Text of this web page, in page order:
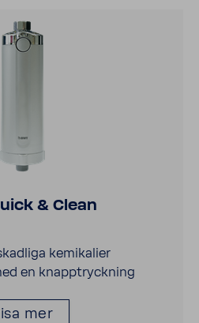
& Clean
kemi­ka­lier
en knapp­tryck­ning
mer